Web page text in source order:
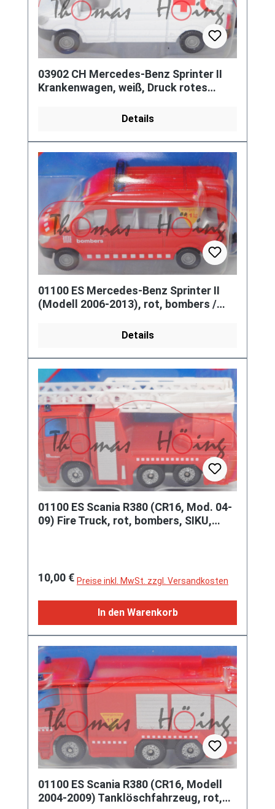
03902 CH Mercedes-Benz Sprinter II
Krankenwagen, weiß, Druck rotes
Details
01100 ES Mercedes-Benz Sprinter II
(Modell 2006-2013), rot, bombers /
Details
01100 ES Scania R380 (CR16, Mod. 04-
09) Fire Truck, rot, bombers, SIKU,
Regulärer Preis:
10,00 € Preise inkl. MwSt. zzgl. Versandkosten
In den Warenkorb
01100 ES Scania R380 (CR16, Modell
2004-2009) Tanklöschfahrzeug, rot,